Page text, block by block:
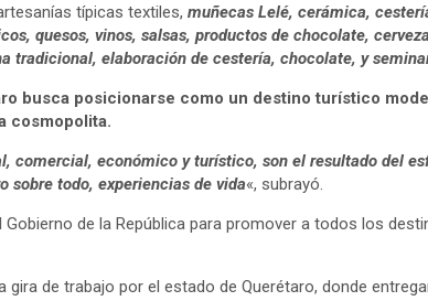
típicas textiles, muñecas Lelé, cerámica,
quesos, vinos, salsas, productos de chocolate,
elaboración de cestería, chocolate, y
busca posicionarse como un destino turístico
cosmopolita.
económico y turístico, son el resultado del
sobre todo, experiencias de vida«, subrayó.
de la República para promover a todos los
de trabajo por el estado de Querétaro, donde